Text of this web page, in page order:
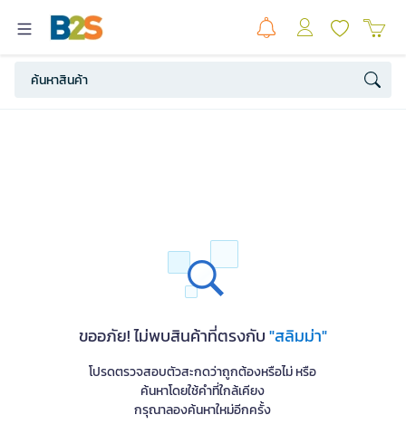
ขออภัย! ไม่พบสินค้าที่ตรงกับ"สลิมม่า"
โปรดตรวจสอบตัวสะกดว่าถูกต้องหรือไม่ หรือ
ค้นหาโดยใช้คำที่ใกล้เคียง
กรุณาลองค้นหาใหม่อีกครั้ง